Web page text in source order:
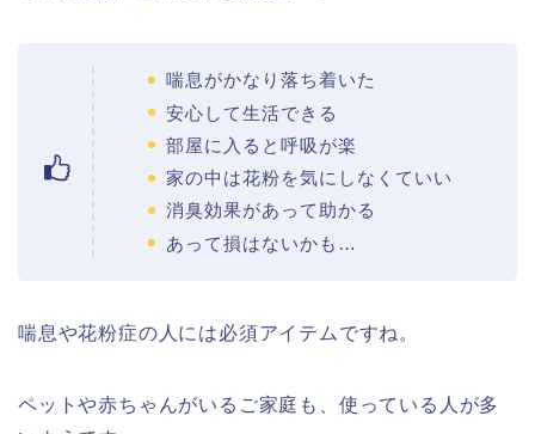
喘息がかなり落ち着いた
安心して生活できる
部屋に入ると呼吸が楽
家の中は花粉を気にしなくていい
消臭効果があって助かる
あって損はないかも…
喘息や花粉症の人には必須アイテムですね。
ペットや赤ちゃんがいるご家庭も、使っている人が多